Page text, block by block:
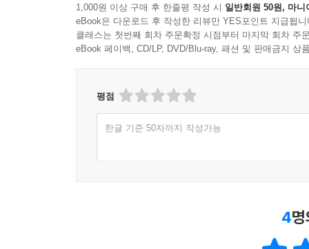
어떤 운동 동작의 기원을 알면 그 움직임을 어디
몸을 지지하고 쪼그려 앉는 동작으로 전환하는 데
아프지 않으면서
몸은 좋아지는 거 같아요.”
동작을 강조한다. 기본 동작에 숙달하면, 동작의
우선 권한다. 그렇게 6개월 이상 꾸준히 기본 동
케틀벨 터키시 겟업과 같이 고난이도 동작으로
1,000원 이상 구매 후 한줄평 작성 시 일반회원 50원, 마니
eBook은 다운로드 후 작성한 리뷰만 YES포인트 지급됩니
클래스는 첫번째 회차 주문확정 시점부터 마지막 회차 주
eBook 페이백, CD/LP, DVD/Blu-ray, 패션 및 판매금지 상
평점
한글 기준 50자까지 작성가능
4